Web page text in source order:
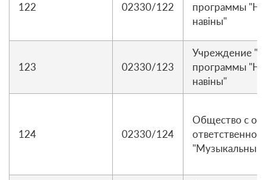
122 02330/122
программы
навіны"
123 02330/123
Учреждение
программы
навіны"
124 02330/124
Общество с
"Музыкальный